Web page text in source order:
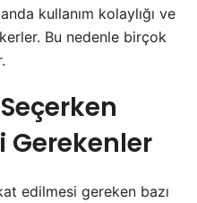
kullanım kolaylığı ve
Bu nedenle birçok
Gerekenler
edilmesi gereken bazı